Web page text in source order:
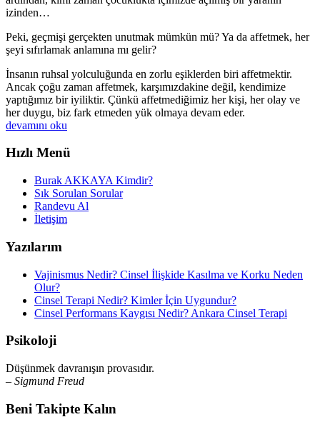
izinden…
Peki, geçmişi gerçekten unutmak mümkün mü? Ya da affetmek, her
şeyi sıfırlamak anlamına mı gelir?
İnsanın ruhsal yolculuğunda en zorlu eşiklerden biri affetmektir.
Ancak çoğu zaman affetmek, karşımızdakine değil, kendimize
yaptığımız bir iyiliktir. Çünkü affetmediğimiz her kişi, her olay ve
her duygu, biz fark etmeden yük olmaya devam eder.
devamını oku
Hızlı Menü
Burak AKKAYA Kimdir?
Sık Sorulan Sorular
Randevu Al
İletişim
Yazılarım
Vajinismus Nedir? Cinsel İlişkide Kasılma ve Korku Neden
Olur?
Cinsel Terapi Nedir? Kimler İçin Uygundur?
Cinsel Performans Kaygısı Nedir? Ankara Cinsel Terapi
Psikoloji
Düşünmek davranışın provasıdır.
– Sigmund Freud
Beni Takipte Kalın